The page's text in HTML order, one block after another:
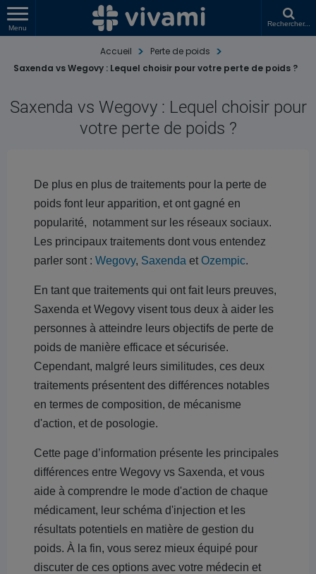
Menu
Rechercher...
Accueil
Perte de poids
Saxenda vs Wegovy : Lequel choisir pour votre perte de poids ?
Saxenda vs Wegovy : Lequel choisir pour
votre perte de poids ?
De plus en plus de traitements pour la perte de
poids font leur apparition, et ont gagné en
popularité, notamment sur les réseaux sociaux.
Les principaux traitements dont vous entendez
parler sont : Wegovy, Saxenda et Ozempic.
En tant que traitements qui ont fait leurs preuves,
Saxenda et Wegovy visent tous deux à aider les
personnes à atteindre leurs objectifs de perte de
poids de manière efficace et sécurisée.
Cependant, malgré leurs similitudes, ces deux
traitements présentent des différences notables
en termes de composition, de mécanisme
d'action, et de posologie.
Cette page d’information présente les principales
différences entre Wegovy vs Saxenda, et vous
aide à comprendre le mode d'action de chaque
médicament, leur schéma d'injection et les
résultats potentiels en matière de gestion du
poids. À la fin, vous serez mieux équipé pour
discuter de ces options avec votre médecin et